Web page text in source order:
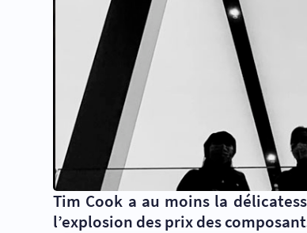
Tim Cook a au moins la
l’explosion des prix des